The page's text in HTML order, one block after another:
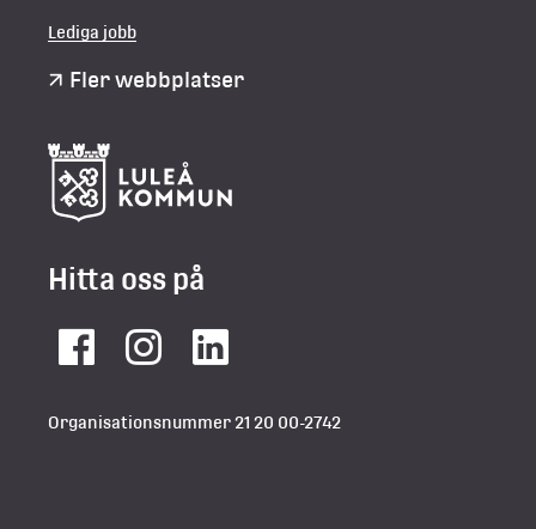
Lediga jobb
Fler webbplatser
Hitta oss på
FacebookInstagramLinkedIn
Organisationsnummer 21 20 00-2742